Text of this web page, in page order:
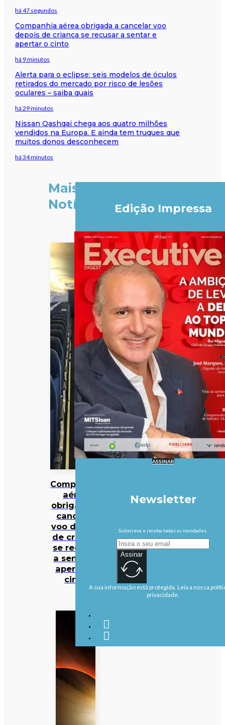
há 47 segundos
Companhia aérea obrigada a cancelar voo
depois de criança se recusar a sentar e
apertar o cinto
há 9 minutos
Alerta para o eclipse: seis modelos de óculos
retirados do mercado por risco de lesões
oculares – saiba quais
há 29 minutos
Nissan Qashqai chega aos quatro milhões
vendidos na Europa. E ainda tem truques que
muitos donos desconhecem
há 34 minutos
Mais
Notícias
Companhia
aérea
obrigada a
cancelar
voo depois
de criança
se recusar
a sentar e
apertar o
cinto
Edição Impressa
ASSINAR
Newsletter
Subscreva e receba todas as novidades.
Assinar
A sua informação está protegida. Leia a nossa
privacidade.